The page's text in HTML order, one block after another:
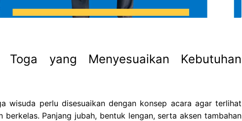
Toga yang Menyesuaikan Kebutuhan
wisuda perlu disesuaikan dengan konsep acara agar terlihat
berkelas. Panjang jubah, bentuk lengan, serta aksen tambahan